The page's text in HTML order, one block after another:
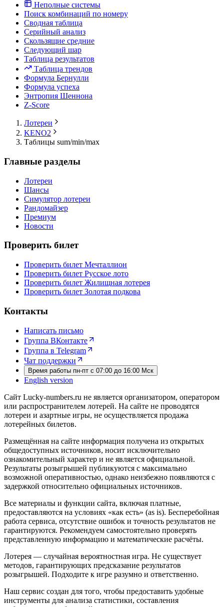
Неполные системы
Поиск комбинаций по номеру
Сводная таблица
Серийный анализ
Скользящие средние
Следующий шар
Таблица результатов
Таблица трендов
Формула Бернулли
Формула успеха
Энтропия Шеннона
Z-Score
Лотереи
KENO2
Таблицы sum/min/max
Главные разделы
Лотереи
Шансы
Симулятор лотереи
Рандомайзер
Премиум
Новости
Проверить билет
Проверить билет Мечталлион
Проверить билет Русское лото
Проверить билет Жилищная лотерея
Проверить билет Золотая подкова
Контакты
Написать письмо
Группа ВКонтакте
Группа в Telegram
Чат поддержки
Время работы пн-пт с 07:00 до 16:00 Мск
English version
Сайт Lucky-numbers.ru не является организатором, оператором
или распространителем лотерей. На сайте не проводятся
лотереи и азартные игры, не осуществляется продажа
лотерейных билетов.
Размещённая на сайте информация получена из открытых
общедоступных источников, носит исключительно
ознакомительный характер и не является официальной.
Результаты розыгрышей публикуются с максимально
возможной оперативностью, однако неизбежно появляются с
задержкой относительно официальных источников.
Все материалы и функции сайта, включая платные,
предоставляются на условиях «как есть» (as is). Бесперебойная
работа сервиса, отсутствие ошибок и точность результатов не
гарантируются. Рекомендуем самостоятельно проверять
представленную информацию и математические расчёты.
Лотерея — случайная вероятностная игра. Не существует
методов, гарантирующих предсказание результатов
розыгрышей. Подходите к игре разумно и ответственно.
Наш сервис создан для того, чтобы предоставить удобные
инструменты для анализа статистики, составления